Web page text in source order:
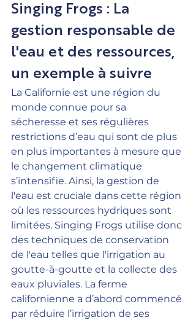
Singing Frogs : La
gestion responsable de
l'eau et des ressources,
un exemple à suivre
La Californie est une région du
monde connue pour sa
sécheresse et ses régulières
restrictions d’eau qui sont de plus
en plus importantes à mesure que
le changement climatique
s’intensifie. Ainsi, la gestion de
l'eau est cruciale dans cette région
où les ressources hydriques sont
limitées. Singing Frogs utilise donc
des techniques de conservation
de l'eau telles que l'irrigation au
goutte-à-goutte et la collecte des
eaux pluviales. La ferme
californienne a d’abord commencé
par réduire l’irrigation de ses